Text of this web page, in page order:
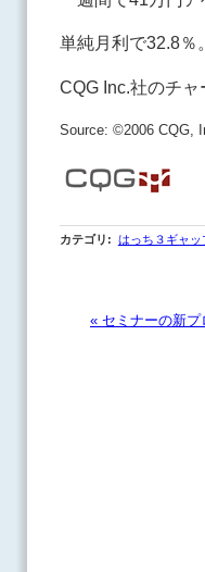
単純月利で32.8％
CQG Inc.社のチャ
Source: ©2006 CQG,
カテゴリ : はっち３ギャ
« セミナーの新